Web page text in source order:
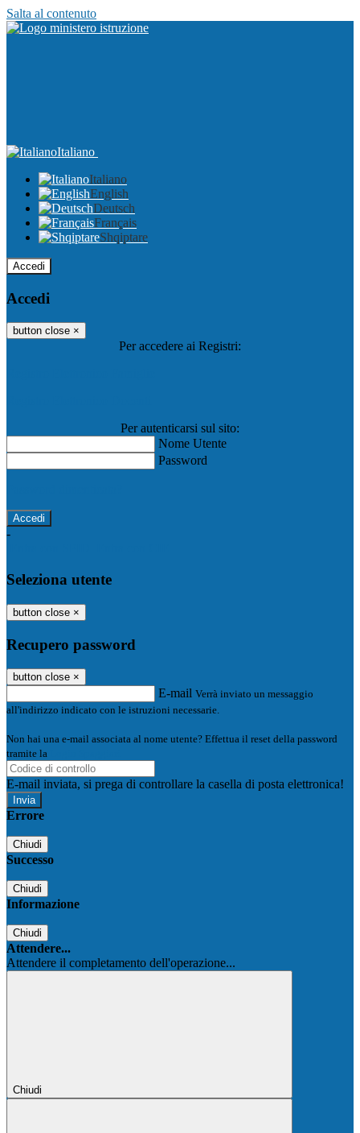
Salta al contenuto
Italiano
Italiano
English
Deutsch
Français
Shqiptare
Accedi
Accedi
button close ×
Per accedere ai Registri:
Per autenticarsi sul sito:
Nome Utente
Password
-
Seleziona utente
button close ×
Recupero password
button close ×
E-mail Verrà inviato un messaggio
all'indirizzo indicato con le istruzioni necessarie.
Non hai una e-mail associata al nome utente? Effettua il reset della password
tramite la
E-mail inviata, si prega di controllare la casella di posta elettronica!
Errore
Chiudi
Successo
Chiudi
Informazione
Chiudi
Attendere...
Attendere il completamento dell'operazione...
Chiudi